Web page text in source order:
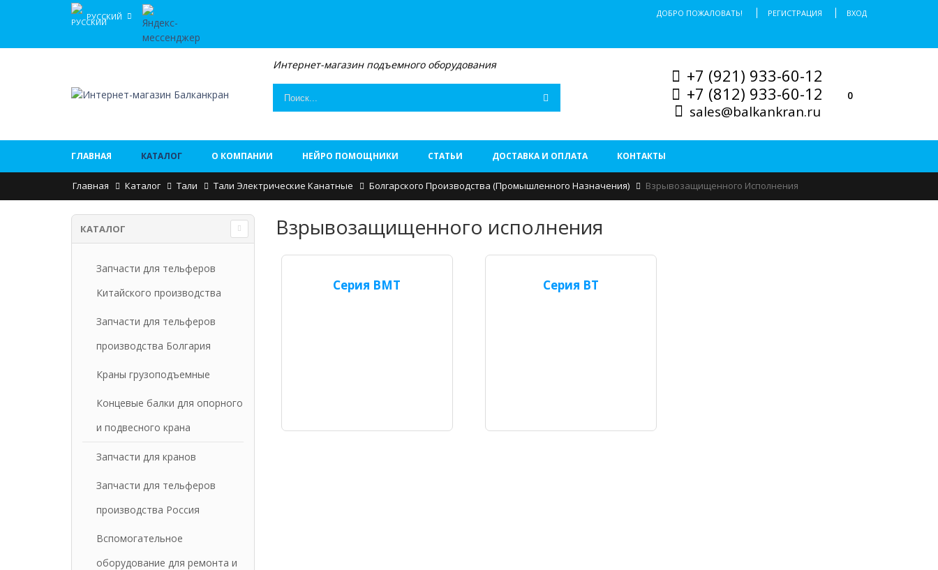
РУССКИЙ РЕГИСТРАЦИЯ ВХОД
ДОБРО ПОЖАЛОВАТЬ!
+7 (921) 933-60-12
+7 (812) 933-60-12
sales@balkankran.ru
0
Интернет-магазин подъемного оборудования
ГЛАВНАЯ КАТАЛОГ О КОМПАНИИ НЕЙРО ПОМОЩНИКИ СТАТЬИ ДОСТАВКА И ОПЛАТА КОНТАКТЫ
Главная Каталог Тали Тали Электрические Канатные Болгарского Производства (промышленного Назначения) Взрывозащищенного Исполнения
КАТАЛОГ
Запчасти для тельферов
Китайского производства
Запчасти для тельферов
производства Болгария
Краны грузоподъемные
Концевые балки для опорного
и подвесного крана
Запчасти для кранов
Запчасти для тельферов
производства Россия
Вспомогательное
оборудование для ремонта и
Взрывозащищенного исполнения
Серия BMT Серия ВТ